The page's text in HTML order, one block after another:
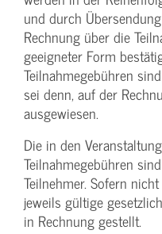
und durch
Rechnung über die
geeigneter Form
Teilnahmegebühren
sei denn, auf der
ausgewiesen.
Die in den
Teilnahmegebühren
Teilnehmer. Sofern
jeweils gültige
in Rechnung gestellt.